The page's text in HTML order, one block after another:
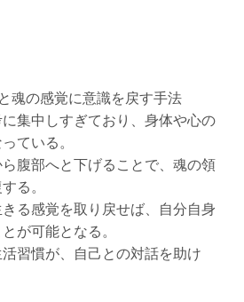
魂の感覚に意識を戻す手法
集中しすぎており、身体や心の
ている。
腹部へと下げることで、魂の領
る。
る感覚を取り戻せば、自分自身
が可能となる。
習慣が、自己との対話を助け